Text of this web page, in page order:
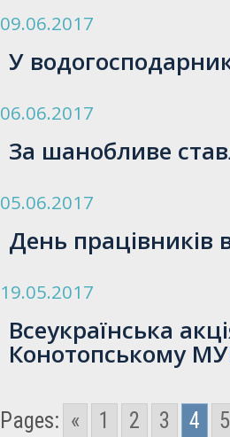
09.06.2017
У
06.06.2017
За шанобливе
05.06.2017
День працівників
19.05.2017
Всеукраїнська
Конотопському
Pages: « 1 2 3 4 5